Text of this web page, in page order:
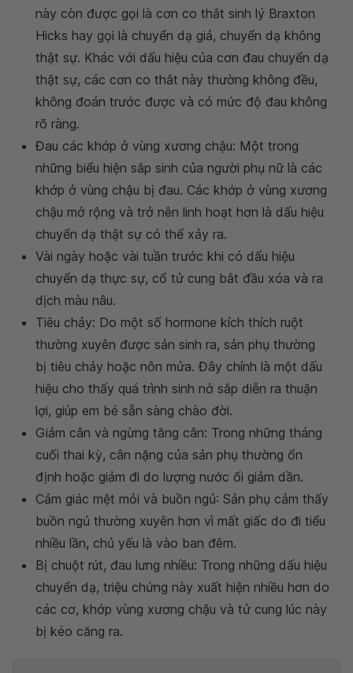
này còn được gọi là cơn co thắt sinh lý Braxton
Hicks hay gọi là chuyển dạ giả, chuyển dạ không
thật sự. Khác với dấu hiệu của cơn đau chuyển dạ
thật sự, các cơn co thắt này thường không đều,
không đoán trước được và có mức độ đau không
rõ ràng.
Đau các khớp ở vùng xương chậu: Một trong
những biểu hiện sắp sinh của người phụ nữ là các
khớp ở vùng chậu bị đau. Các khớp ở vùng xương
chậu mở rộng và trở nên linh hoạt hơn là dấu hiệu
chuyển dạ thật sự có thể xảy ra.
Vài ngày hoặc vài tuần trước khi có dấu hiệu
chuyển dạ thực sự, cổ tử cung bắt đầu xóa và ra
dịch màu nâu.
Tiêu chảy: Do một số hormone kích thích ruột
thường xuyên được sản sinh ra, sản phụ thường
bị tiêu chảy hoặc nôn mửa. Đây chính là một dấu
hiệu cho thấy quá trình sinh nở sắp diễn ra thuận
lợi, giúp em bé sẵn sàng chào đời.
Giảm cân và ngừng tăng cân: Trong những tháng
cuối thai kỳ, cân nặng của sản phụ thường ổn
định hoặc giảm đi do lượng nước ối giảm dần.
Cảm giác mệt mỏi và buồn ngủ: Sản phụ cảm thấy
buồn ngủ thường xuyên hơn vì mất giấc do đi tiểu
nhiều lần, chủ yếu là vào ban đêm.
Bị chuột rút, đau lưng nhiều: Trong những dấu hiệu
chuyển dạ, triệu chứng này xuất hiện nhiều hơn do
các cơ, khớp vùng xương chậu và tử cung lúc này
bị kéo căng ra.